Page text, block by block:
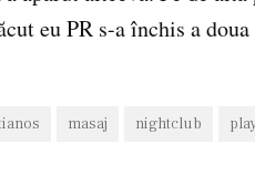
eu PR s-a închis a
masaj nightclub